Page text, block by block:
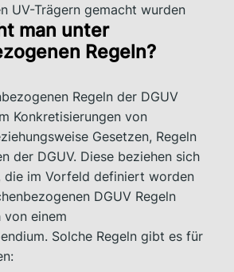
UV-Trägern gemacht wurden
man unter
Regeln?
Regeln der DGUV
Konkretisierungen von
Gesetzen, Regeln
der DGUV. Diese beziehen sich
die im Vorfeld definiert worden
DGUV Regeln
von einem
Solche Regeln gibt es für